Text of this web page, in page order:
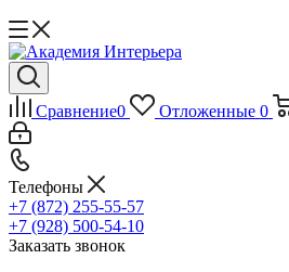
Сравнение0 Отложенные 0
Телефоны
+7 (872) 255-55-57
+7 (928) 500-54-10
Заказать звонок